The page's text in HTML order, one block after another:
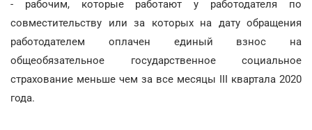
- рабочим, которые работают у работодателя по
совместительству или за которых на дату обращения
работодателем оплачен единый взнос на
общеобязательное государственное социальное
страхование меньше чем за все месяцы III квартала 2020
года.